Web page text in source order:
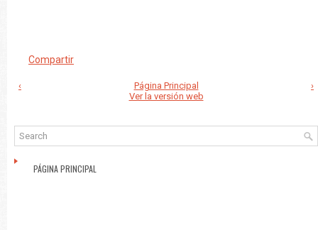
Compartir
‹ ›
Página Principal
Ver la versión web
PÁGINA PRINCIPAL